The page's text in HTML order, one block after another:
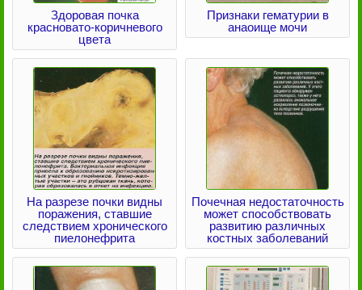
Здоровая почка
красновато-коричневого
цвета
Признаки гематурии в
анаоище мочи
На разрезе почки видны
поражения, ставшие
следствием хронического
пиелонефрита
Почечная недостаточность
может способствовать
развитию различных
костных заболеваний